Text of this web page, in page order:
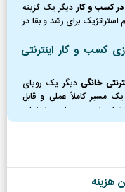
کسب و کاردیگر یک گزینه
استراتژیک برای رشد و بقا در
کسب و کار اینترنتی
خانگیدیگر یک رویای
مسیر کاملاً عملی و قابل
است. در این راهنمای
صفر را ترسیم کردیم؛
هزینه